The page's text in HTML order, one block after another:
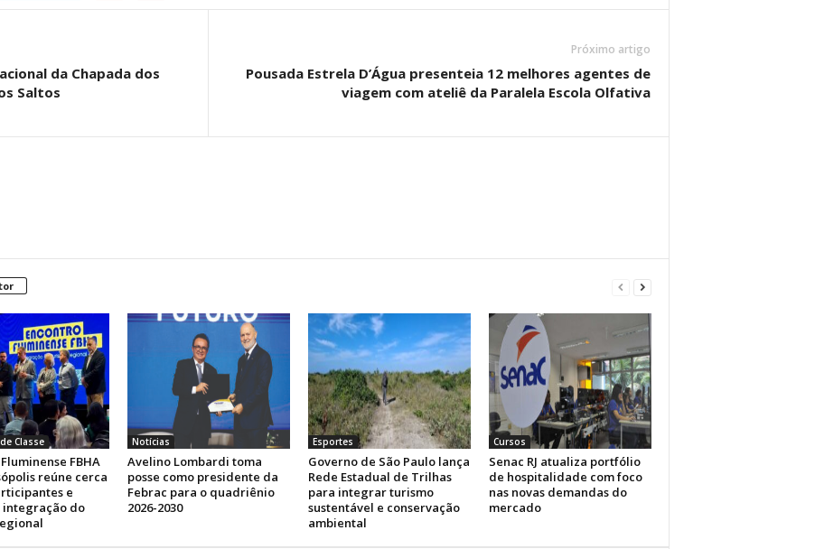
da Chapada dos
Saltos
Próximo artigo
Pousada Estrela D’Água presenteia 12 melhores agentes de
viagem com ateliê da Paralela Escola Olfativa
Classe
FBHA
reúne cerca
e
do
Notícias
Avelino Lombardi toma
posse como presidente da
Febrac para o quadriênio
2026-2030
Esportes
Governo de São Paulo lança
Rede Estadual de Trilhas
para integrar turismo
sustentável e conservação
ambiental
Cursos
Senac RJ atualiza portfólio
de hospitalidade com foco
nas novas demandas do
mercado